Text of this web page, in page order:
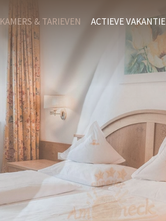
KAMERS & TARIEVEN ACTIEVE VAKANTIE